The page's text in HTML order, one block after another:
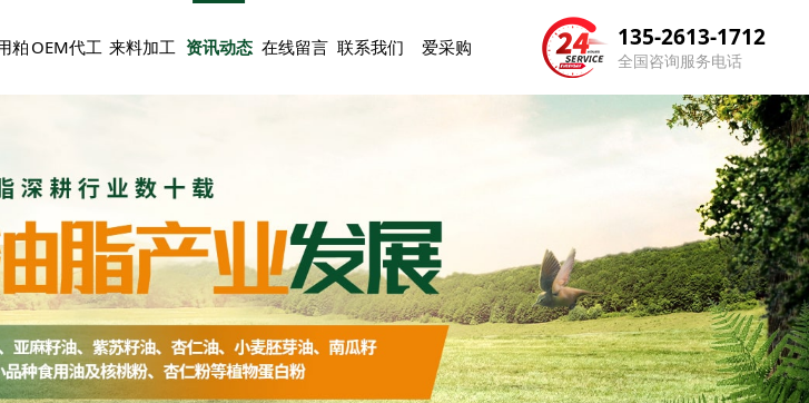
粕OEM代工 来料加工 资讯动态 在线留言 联系我们 爱采购 135-2613-1712
全国咨询服务电话